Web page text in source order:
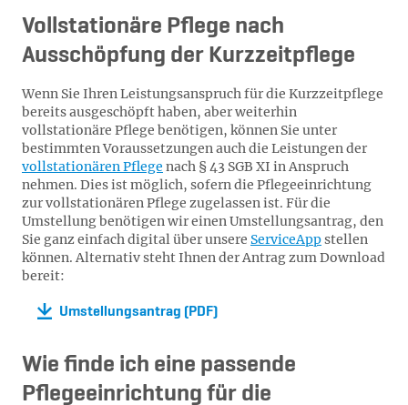
Vollstationäre Pflege nach
Ausschöpfung der Kurzzeitpflege
Wenn Sie Ihren Leistungsanspruch für die Kurzzeitpflege
bereits ausgeschöpft haben, aber weiterhin
vollstationäre Pflege benötigen, können Sie unter
bestimmten Voraussetzungen auch die Leistungen der
vollstationären Pflege nach § 43 SGB XI in Anspruch
nehmen. Dies ist möglich, sofern die Pflegeeinrichtung
zur vollstationären Pflege zugelassen ist. Für die
Umstellung benötigen wir einen Umstellungsantrag, den
Sie ganz einfach digital über unsere ServiceAppstellen
können. Alternativ steht Ihnen der Antrag zum Download
bereit:
Umstellungsantrag (PDF)
Wie finde ich eine passende
Pflegeeinrichtung für die